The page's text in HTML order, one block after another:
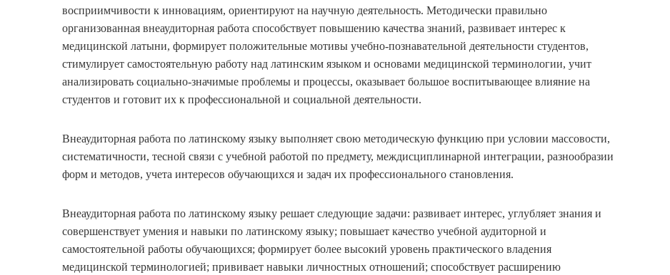
восприимчивости к инновациям, ориентируют на научную деятельность. Методически правильно
организованная внеаудиторная работа способствует повышению качества знаний, развивает интерес к
медицинской латыни, формирует положительные мотивы учебно-познавательной деятельности студентов,
стимулирует самостоятельную работу над латинским языком и основами медицинской терминологии, учит
анализировать социально-значимые проблемы и процессы, оказывает большое воспитывающее влияние на
студентов и готовит их к профессиональной и социальной деятельности.
Внеаудиторная работа по латинскому языку выполняет свою методическую функцию при условии массовости,
систематичности, тесной связи с учебной работой по предмету, междисциплинарной интеграции, разнообразии
форм и методов, учета интересов обучающихся и задач их профессионального становления.
Внеаудиторная работа по латинскому языку решает следующие задачи: развивает интерес, углубляет знания и
совершенствует умения и навыки по латинскому языку; повышает качество учебной аудиторной и
самостоятельной работы обучающихся; формирует более высокий уровень практического владения
медицинской терминологией; прививает навыки личностных отношений; способствует расширению